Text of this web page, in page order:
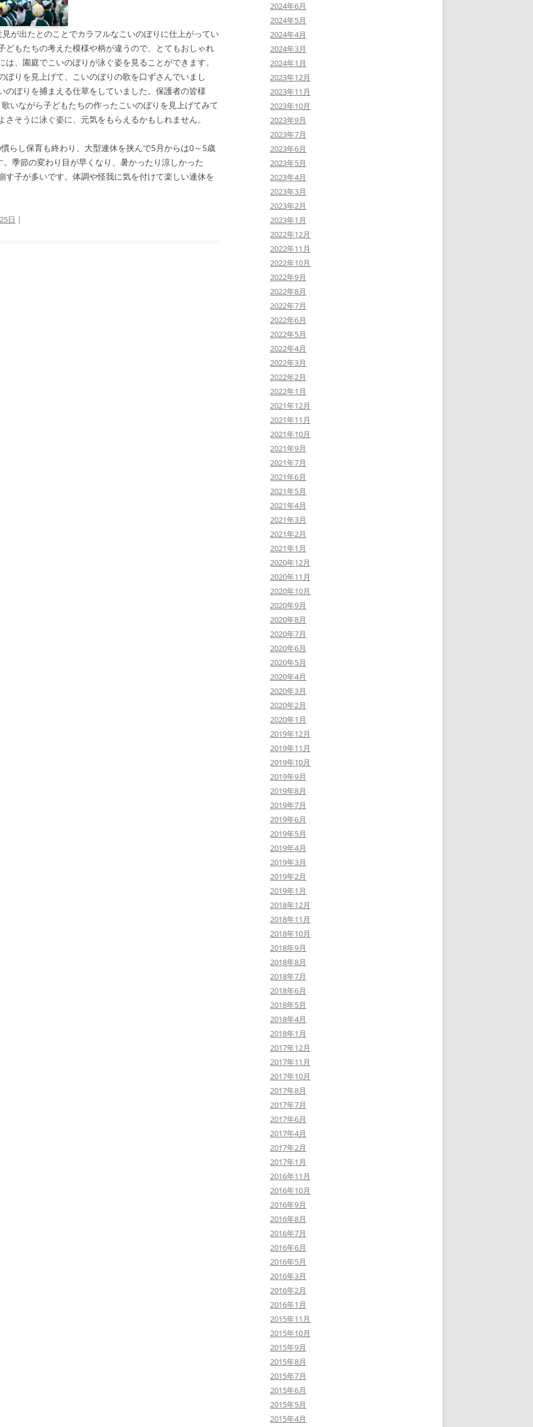
が出たとのことでカラフルなこいのぼりに仕上がってい
どもたちの考えた模様や柄が違うので、とてもおしゃれ
、園庭でこいのぼりが泳ぐ姿を見ることができます。
りを見上げて、こいのぼりの歌を口ずさんでいまし
のぼりを捕まえる仕草をしていました。保護者の皆様
いながら子どもたちの作ったこいのぼりを見上げてみて
そうに泳ぐ姿に、元気をもらえるかもしれません。
らし保育も終わり、大型連休を挟んで5月からは0～5歳
季節の変わり目が早くなり、暑かったり涼しかった
す子が多いです。体調や怪我に気を付けて楽しい連休を
日 |
2024年6月
2024年5月
2024年4月
2024年3月
2024年1月
2023年12月
2023年11月
2023年10月
2023年9月
2023年7月
2023年6月
2023年5月
2023年4月
2023年3月
2023年2月
2023年1月
2022年12月
2022年11月
2022年10月
2022年9月
2022年8月
2022年7月
2022年6月
2022年5月
2022年4月
2022年3月
2022年2月
2022年1月
2021年12月
2021年11月
2021年10月
2021年9月
2021年7月
2021年6月
2021年5月
2021年4月
2021年3月
2021年2月
2021年1月
2020年12月
2020年11月
2020年10月
2020年9月
2020年8月
2020年7月
2020年6月
2020年5月
2020年4月
2020年3月
2020年2月
2020年1月
2019年12月
2019年11月
2019年10月
2019年9月
2019年8月
2019年7月
2019年6月
2019年5月
2019年4月
2019年3月
2019年2月
2019年1月
2018年12月
2018年11月
2018年10月
2018年9月
2018年8月
2018年7月
2018年6月
2018年5月
2018年4月
2018年1月
2017年12月
2017年11月
2017年10月
2017年8月
2017年7月
2017年6月
2017年4月
2017年2月
2017年1月
2016年11月
2016年10月
2016年9月
2016年8月
2016年7月
2016年6月
2016年5月
2016年3月
2016年2月
2016年1月
2015年11月
2015年10月
2015年9月
2015年8月
2015年7月
2015年6月
2015年5月
2015年4月